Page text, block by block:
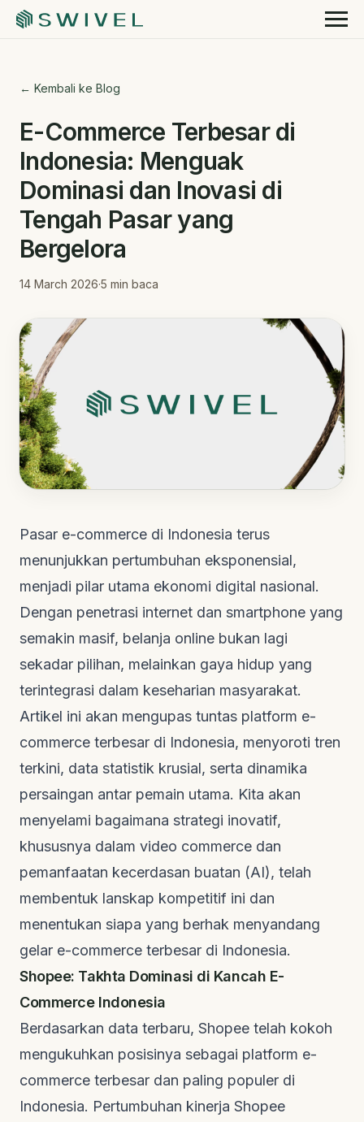
← Kembali ke Blog
E-Commerce Terbesar di
Indonesia: Menguak
Dominasi dan Inovasi di
Tengah Pasar yang
Bergelora
14 March 2026·5 min baca
Pasar e-commerce di Indonesia terus
menunjukkan pertumbuhan eksponensial,
menjadi pilar utama ekonomi digital nasional.
Dengan penetrasi internet dan smartphone yang
semakin masif, belanja online bukan lagi
sekadar pilihan, melainkan gaya hidup yang
terintegrasi dalam keseharian masyarakat.
Artikel ini akan mengupas tuntas platform e-
commerce terbesar di Indonesia, menyoroti tren
terkini, data statistik krusial, serta dinamika
persaingan antar pemain utama. Kita akan
menyelami bagaimana strategi inovatif,
khususnya dalam video commerce dan
pemanfaatan kecerdasan buatan (AI), telah
membentuk lanskap kompetitif ini dan
menentukan siapa yang berhak menyandang
gelar e-commerce terbesar di Indonesia.
Shopee: Takhta Dominasi di Kancah E-
Commerce Indonesia
Berdasarkan data terbaru, Shopee telah kokoh
mengukuhkan posisinya sebagai platform e-
commerce terbesar dan paling populer di
Indonesia. Pertumbuhan kinerja Shopee